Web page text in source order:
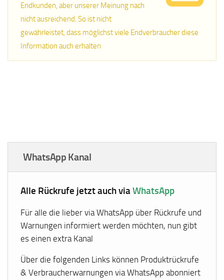
Endkunden, aber unserer Meinung nach
nicht ausreichend. So ist nicht
gewährleistet, dass möglichst viele Endverbraucher diese
Information auch erhalten
WhatsApp Kanal
Alle Rückrufe jetzt auch viaWhatsApp
Für alle die lieber via WhatsApp über Rückrufe und
Warnungen informiert werden möchten, nun gibt
es einen extra Kanal
Über die folgenden Links können Produktrückrufe
& Verbraucherwarnungen via WhatsApp abonniert